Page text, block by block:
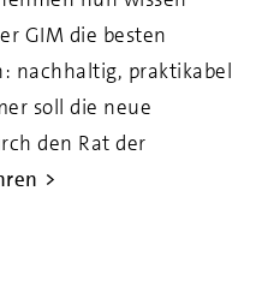
GIM die besten
nachhaltig, praktikabel
soll die neue
den Rat der